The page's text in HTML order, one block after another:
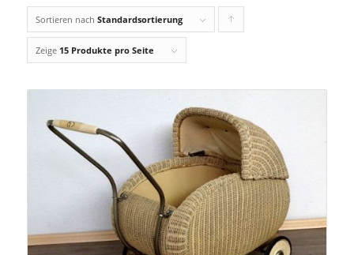
Sortieren nach Standardsortierung
die
Produkte
in
aufsteigender
Reihenfolge
zu
sortieren
Zeige 15 Produkte pro Seite